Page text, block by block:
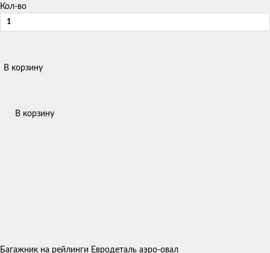
Кол-во
В корзину
В корзину
Багажник на рейлинги Евродеталь аэро-овал